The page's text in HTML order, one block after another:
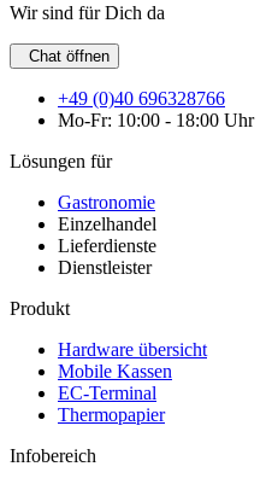
Wir sind für Dich da
Chat öffnen
+49 (0)40 696328766
Mo-Fr: 10:00 - 18:00 Uhr
Lösungen für
Gastronomie
Einzelhandel
Lieferdienste
Dienstleister
Produkt
Hardware übersicht
Mobile Kassen
EC-Terminal
Thermopapier
Infobereich